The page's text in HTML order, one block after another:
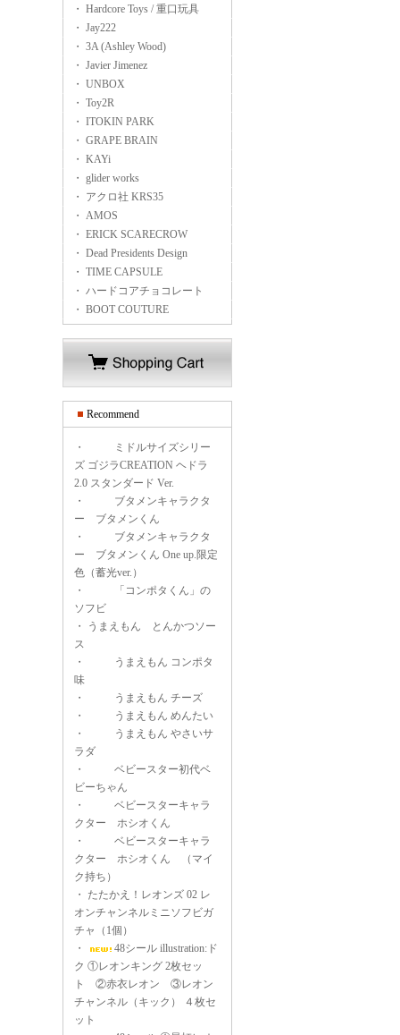
・ Hardcore Toys / 重口玩具
・ Jay222
・ 3A (Ashley Wood)
・ Javier Jimenez
・ UNBOX
・ Toy2R
・ ITOKIN PARK
・ GRAPE BRAIN
・ KAYi
・ glider works
・ アクロ社 KRS35
・ AMOS
・ ERICK SCARECROW
・ Dead Presidents Design
・ TIME CAPSULE
・ ハードコアチョコレート
・ BOOT COUTURE
Recommend
・
ミドルサイズシリー
ズ ゴジラCREATION ヘドラ
2.0 スタンダード Ver.
・
ブタメンキャラクタ
ー ブタメンくん
・
ブタメンキャラクタ
ー ブタメンくん One up.限定
色（蓄光ver.）
・
「コンポタくん」の
ソフビ
・
うまえもん とんかつソー
ス
・
うまえもん コンポタ
味
・
うまえもん チーズ
・
うまえもん めんたい
・
うまえもん やさいサ
ラダ
・
ベビースター初代ベ
ビーちゃん
・
ベビースターキャラ
クター ホシオくん
・
ベビースターキャラ
クター ホシオくん （マイ
ク持ち）
・ たたかえ！レオンズ 02 レ
オンチャンネルミニソフビガ
チャ（1個）
・
48シール illustration:ド
ク ①レオンキング 2枚セッ
ト ②赤衣レオン ③レオン
チャンネル（キック） ４枚セ
ット